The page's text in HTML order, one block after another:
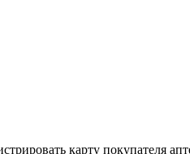
карту покупателя